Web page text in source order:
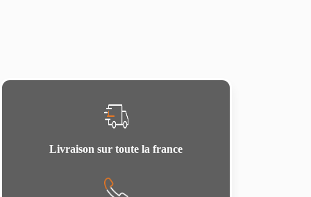
Livraison sur toute la france